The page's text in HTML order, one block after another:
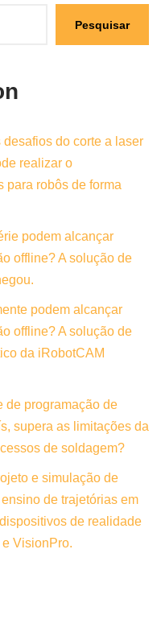
Pesquisar
do corte a laser
realizar o
para robôs de forma
podem alcançar
offline? A solução de
podem alcançar
offline? A solução de
da iRobotCAM
de programação de
supera as limitações da
de soldagem?
e simulação de
de trajetórias em
de realidade
VisionPro.